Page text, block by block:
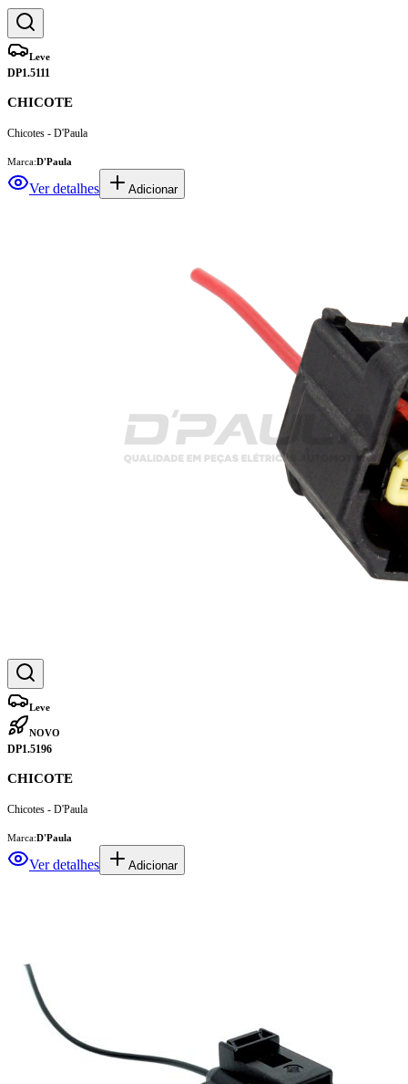
Leve
DP1.5111
CHICOTE
Chicotes - D'Paula
Marca:D'Paula
Ver detalhes Adicionar
Leve
NOVO
DP1.5196
CHICOTE
Chicotes - D'Paula
Marca:D'Paula
Ver detalhes Adicionar